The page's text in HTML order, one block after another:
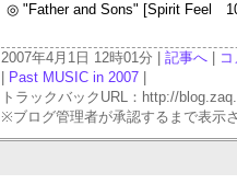
◎ "Father and Sons" [Spirit Feel
2007年4月1日 12時01分 | 記事へ
Past MUSIC in 2007
トラックバックURL：http://
※ブログ管理者が承認するまで表示